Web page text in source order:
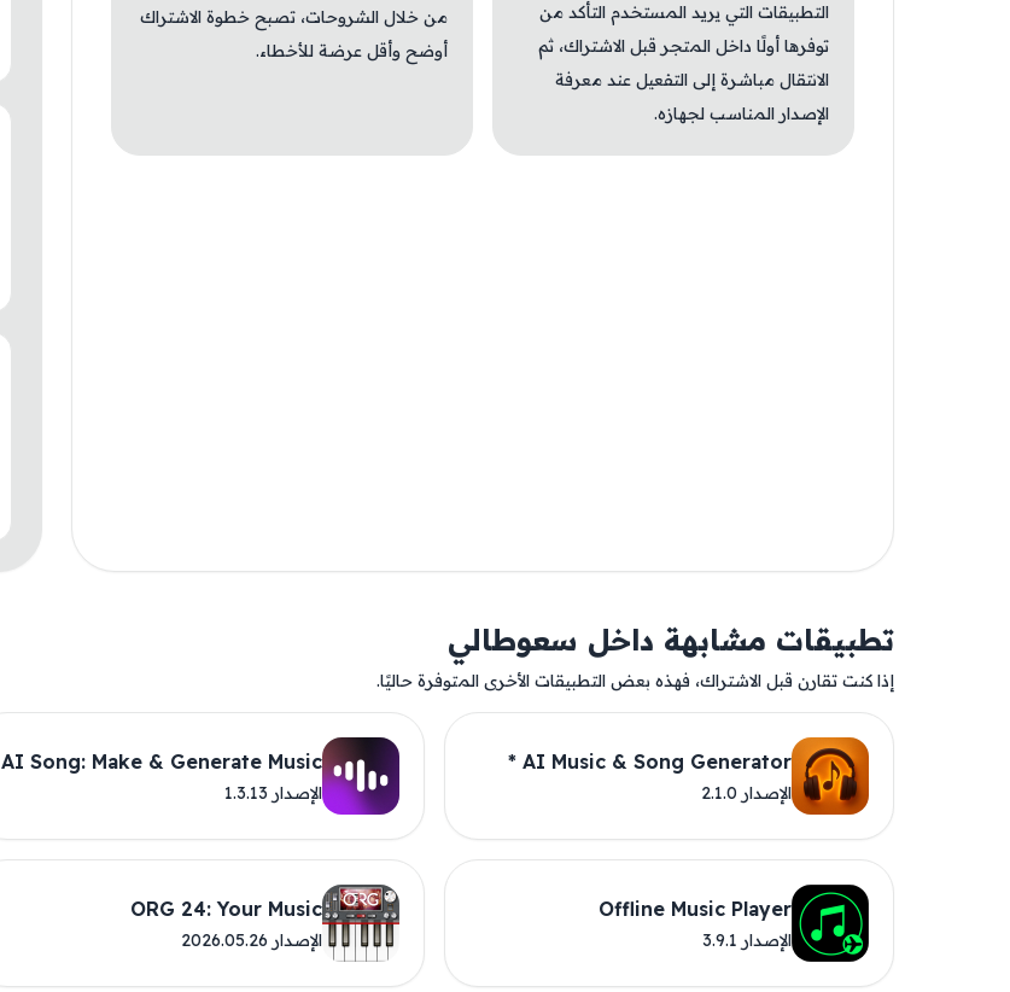
التطبيقات التي يريد المستخدم التأكد من
توفرها أولًا داخل المتجر قبل الاشتراك، ثم
الانتقال مباشرة إلى التفعيل عند معرفة
الإصدار المناسب لجهازه.
من خلال الشروحات، تصبح خطوة الاشتراك
أوضح وأقل عرضة للأخطاء.
تطبيقات مشابهة داخل سعوطالي
إذا كنت تقارن قبل الاشتراك، فهذه بعض التطبيقات الأخرى المتوفرة حاليًا.
AI Music & Song Generator *
الإصدار 2.1.0
AI Song: Make & Generate Music
الإصدار 1.3.13
Offline Music Player
الإصدار 3.9.1
ORG 24: Your Music
الإصدار 2026.05.26